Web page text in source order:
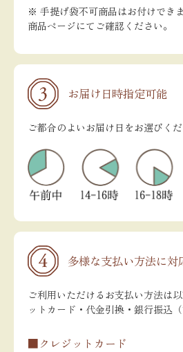
※ 手提げ袋不可商品はお付けできま
商品ページにてご確認ください。
お届け日時指定可能
ご都合のよいお届け日をお選びくだ
多様な支払い方法に対
ご利用いただけるお支払い方法は
ットカード・代金引換・銀行振込
■クレジットカード